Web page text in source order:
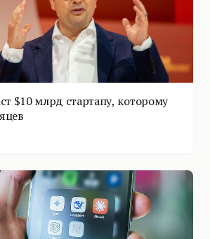
$10 млрд стартапу, которому